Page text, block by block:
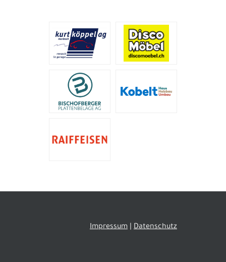
Impressum| Datenschutz